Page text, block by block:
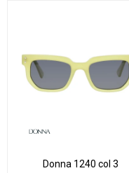
Donna 1240 col 3